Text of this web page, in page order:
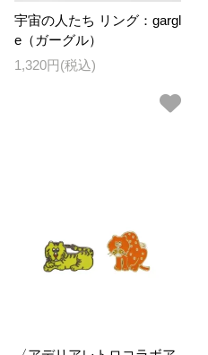
宇宙の人たち リング：gargl
e（ガーグル）
1,320円(税込)